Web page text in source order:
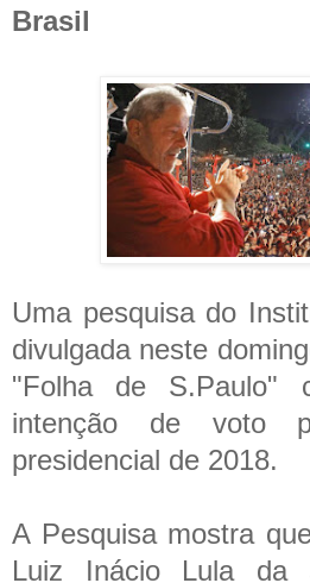
Brasil
Uma pesquisa do
divulgada neste
"Folha de S.Paulo"
intenção de voto
presidencial de 2018.
A Pesquisa mostra
Luiz Inácio Lula da